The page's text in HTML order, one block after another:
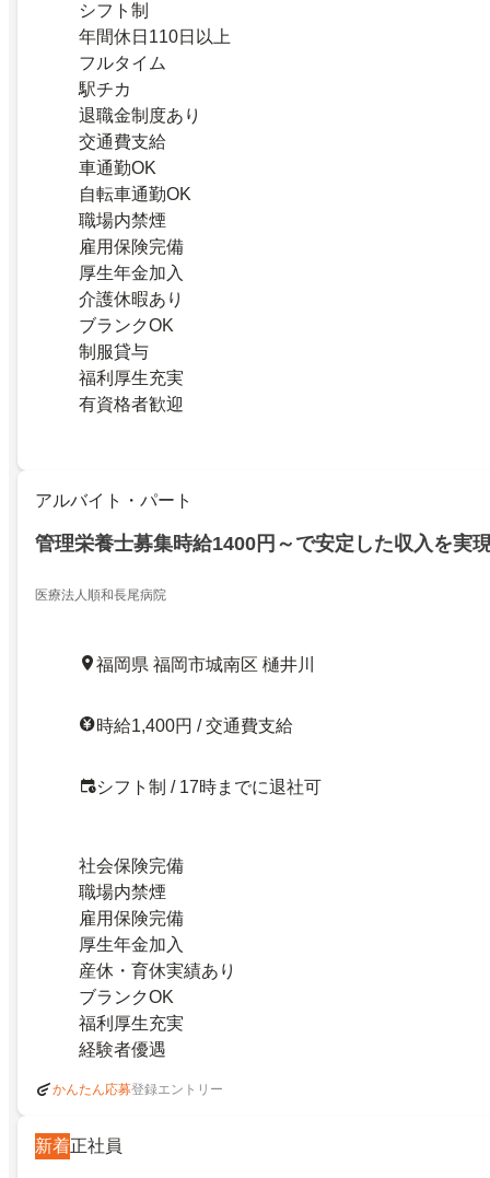
シフト制
年間休日110日以上
フルタイム
駅チカ
退職金制度あり
交通費支給
車通勤OK
自転車通勤OK
職場内禁煙
雇用保険完備
厚生年金加入
介護休暇あり
ブランクOK
制服貸与
福利厚生充実
有資格者歓迎
アルバイト・パート
管理栄養士募集時給1400円～で安定した収入を実
医療法人順和長尾病院
福岡県 福岡市城南区 樋井川
時給1,400円 / 交通費支給
シフト制 / 17時までに退社可
社会保険完備
職場内禁煙
雇用保険完備
厚生年金加入
産休・育休実績あり
ブランクOK
福利厚生充実
経験者優遇
かんたん応募登録エントリー
新着正社員